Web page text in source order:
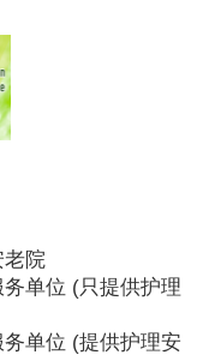
老院
单位 (只提供护理
单位 (提供护理安